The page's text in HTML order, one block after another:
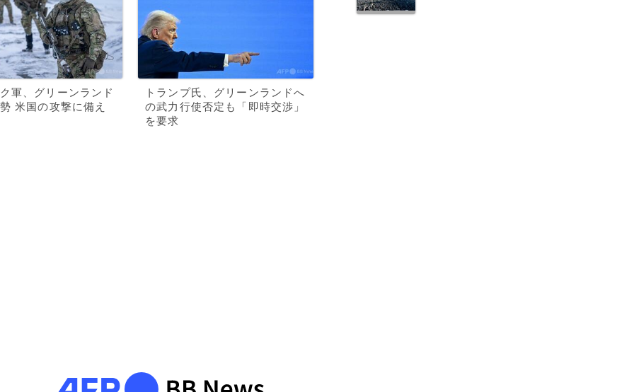
軍、グリーンランド
米国の攻撃に備え
トランプ氏、グリーンランドへ
の武力行使否定も「即時交渉」
を要求